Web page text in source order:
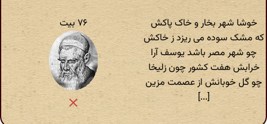
خوشا شهر بخار و خاک پاکش
که مشک سوده می ریزد ز خاکش
چو شهر مصر باشد یوسف آرا
خرابش هفت کشور چون زلیخا
چو گل خوبانش از عصمت مزین
[...]
۷۶ بیت